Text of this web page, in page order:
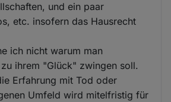
und ein paar
etc. insofern das Hausrecht
ich nicht warum man
ihrem "Glück" zwingen soll.
Erfahrung mit Tod oder
Umfeld wird mitelfristig für